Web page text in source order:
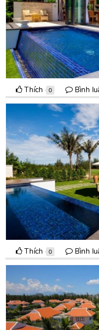
Thích 0 Bình
Thích 0 Bình